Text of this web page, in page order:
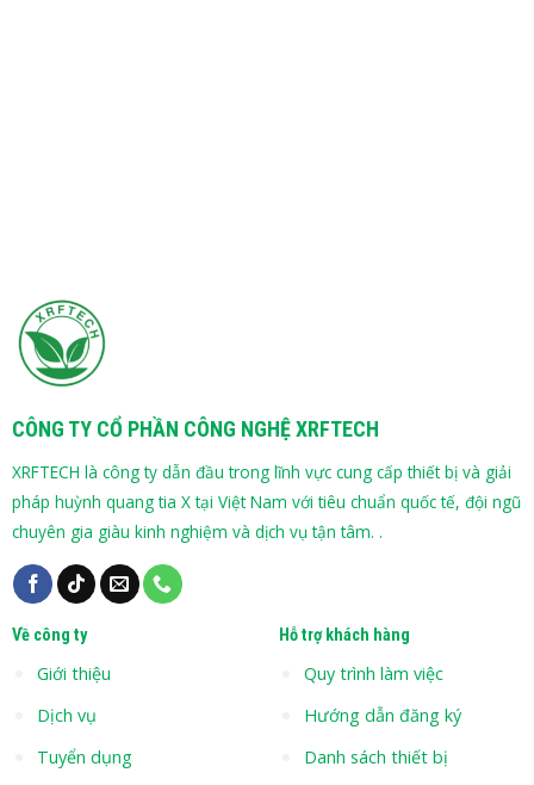
CÔNG TY CỔ PHẦN CÔNG NGHỆ XRFTECH
XRFTECH là công ty dẫn đầu trong lĩnh vực cung cấp thiết bị và giải
pháp huỳnh quang tia X tại Việt Nam với tiêu chuẩn quốc tế, đội ngũ
chuyên gia giàu kinh nghiệm và dịch vụ tận tâm. .
Về công ty
Giới thiệu
Dịch vụ
Tuyển dụng
Hỗ trợ khách hàng
Quy trình làm việc
Hướng dẫn đăng ký
Danh sách thiết bị